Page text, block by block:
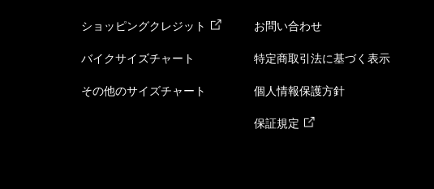
ショッピングクレジット
バイクサイズチャート
その他のサイズチャート
お問い合わせ
特定商取引法に基づく表示
個人情報保護方針
保証規定